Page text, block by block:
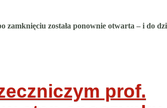
została ponownie otwarta – i do
prof.